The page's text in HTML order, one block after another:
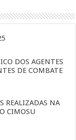
DOS AGENTES
DE COMBATE
REALIZADAS NA
CIMOSU